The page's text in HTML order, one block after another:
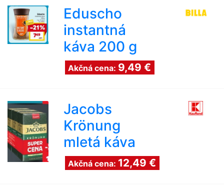
Eduscho
instantná
káva 200 g
Akčná cena: 9,49 €
Jacobs
Krönung
mletá káva
Akčná cena: 12,49 €